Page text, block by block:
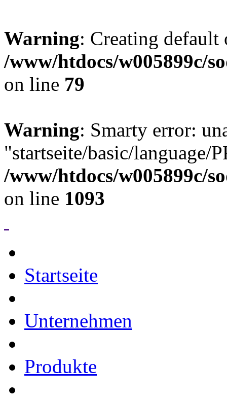
Warning: Creating
/www/htdocs/w005899c/
on line 79
Warning: Smarty error:
"startseite/basic/language/
/www/htdocs/w005899c/
on line 1093
Startseite
Unternehmen
Produkte